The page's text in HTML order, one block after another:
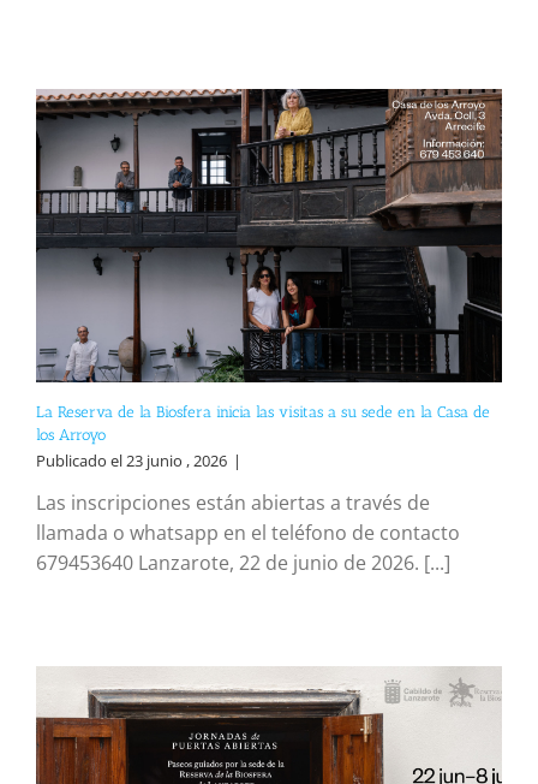
La Reserva de la Biosfera inicia las visitas a su sede en la Casa de
los Arroyo
Publicado el 23 junio , 2026 |
Las inscripciones están abiertas a través de
llamada o whatsapp en el teléfono de contacto
679453640 Lanzarote, 22 de junio de 2026. [...]